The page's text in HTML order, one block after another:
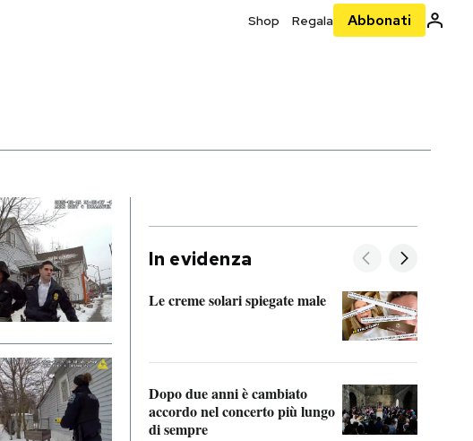
Shop Regala Abbonati
In evidenza
Le creme solari spiegate male
Dopo due anni è cambiato
accordo nel concerto più lungo
di sempre